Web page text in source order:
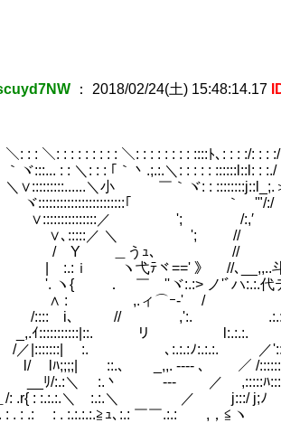
： 2018/02/24(土) 15:48:14.17
: : : : ＼: : : : : : : : ::::ﾄ､: : : :/: : : :/:
: : ｢｀丶.;.:.＼: : : : : ::::::l::l: : :./ : :
＼小 ￣｀ヾ: : ::::::::j::l_;.＞ ´/
｢ ｀ゞ'"/:/ /: :
／ '; /:,′ 〈:'´￣:
＼ '; // .:.:｀ヾ
ｭ､ // .:.:.:ノ
ﾃヾ==' 》 //､__,,..斗匕
''ヾ:.:> ノ'ﾞハ:.:.代テ¨
⌒ｰ‐' / :.:./
.:.:/:.／ キャスターと
リ l:.:.:.
､:.:.:ﾉ:.:.:. ／':::::| 真っ当
::.､ _,,. ---- ､ ／ /
/:.:＼ :.丶 --- ／ ,:::::ﾊ:::｢
: .r{ : :.:.:.＼ :.:.＼ ／ j:::/ j;ﾉ
: . :.:.:.:.≧ｭ､:.: ￣￣.:.: ,，≦ヽ